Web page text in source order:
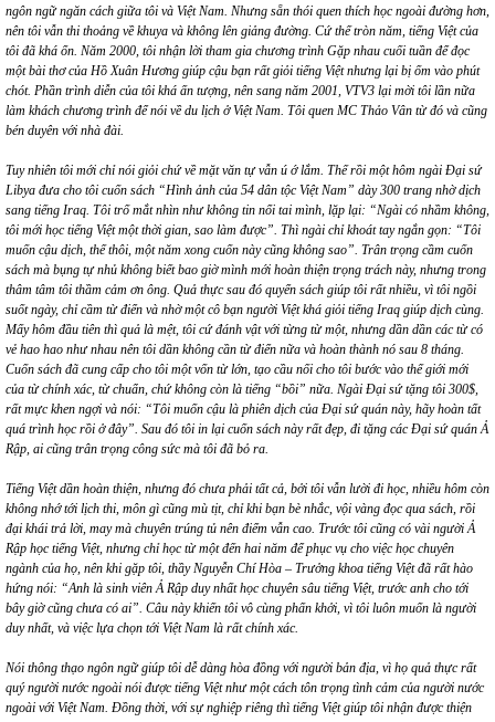
ngôn ngữ ngăn cách giữa tôi và Việt Nam. Nhưng sẵn thói quen thích học ngoài đường hơn,
nên tôi vẫn thi thoảng về khuya và không lên giảng đường. Cứ thế tròn năm, tiếng Việt của
tôi đã khá ổn. Năm 2000, tôi nhận lời tham gia chương trình Gặp nhau cuối tuần để đọc
một bài thơ của Hồ Xuân Hương giúp cậu bạn rất giỏi tiếng Việt nhưng lại bị ốm vào phút
chót. Phần trình diễn của tôi khá ấn tượng, nên sang năm 2001, VTV3 lại mời tôi lần nữa
làm khách chương trình để nói vềdu lịch ở Việt Nam. Tôi quen MC Thảo Vân từ đó và cũng
bén duyên với nhà đài.
Tuy nhiên tôi mới chỉ nói giỏi chứ về mặt văn tự vẫn ú ớ lắm. Thế rồi một hôm ngài Đại sứ
Libya đưa cho tôi cuốn sách “Hình ảnh của 54 dân tộc Việt Nam” dày 300 trang nhờ dịch
sang tiếng Iraq. Tôi trố mắt nhìn như không tin nổi tai mình, lặp lại: “Ngài có nhầm không,
tôi mới học tiếng Việt một thời gian, sao làm được”. Thì ngài chỉ khoát tay ngắn gọn: “Tôi
muốn cậu dịch, thế thôi, một năm xong cuốn này cũng không sao”. Trân trọng cầm cuốn
sách mà bụng tự nhủ không biết bao giờ mình mới hoàn thiện trọng trách này, nhưng trong
thâm tâm tôi thầm cảm ơn ông. Quả thực sau đó quyển sách giúp tôi rất nhiều, vì tôi ngồi
suốt ngày, chỉ cầm từ điển và nhờ một cô bạn người Việt khá giỏi tiếng Iraq giúp dịch cùng.
Mấy hôm đầu tiên thì quả là mệt, tôi cứ đánh vật với từng từ một, nhưng dần dần các từ có
vẻ hao hao như nhau nên tôi dần không cần từ điển nữa và hoàn thành nó sau 8 tháng.
Cuốn sách đã cung cấp cho tôi một vốn từ lớn, tạo cầu nối cho tôi bước vào thế giới mới
của từ chính xác, từ chuẩn, chứ không còn là tiếng “bồi” nữa. Ngài Đại sứ tặng tôi 300$,
rất mực khen ngợi và nói: “Tôi muốn cậu là phiên dịch của Đại sứquán này, hãy hoàn tất
quá trình học rồi ở đây”. Sau đó tôi in lại cuốn sách này rất đẹp, đi tặng các Đại sứquán Ả
Rập, ai cũng trân trọng công sức mà tôi đã bỏ ra.
Tiếng Việt dần hoàn thiện, nhưng đó chưa phải tất cả, bởi tôi vẫn lười đi học, nhiều hôm còn
không nhớ tới lịch thi, môn gì cũng mù tịt, chỉ khi bạn bè nhắc, vội vàng đọc qua sách, rồi
đại khái trả lời, may mà chuyên trúng tủ nên điểm vẫn cao. Trước tôi cũng có vài người Ả
Rập học tiếng Việt, nhưng chỉ học từ một đến hai năm để phục vụ cho việc học chuyên
ngành của họ, nên khi gặp tôi, thầy Nguyễn Chí Hòa – Trưởng khoa tiếng Việt đã rất hào
hứng nói: “Anh là sinh viên Ả Rập duy nhất học chuyên sâu tiếng Việt, trước anh cho tới
bây giờ cũng chưa có ai”. Câu này khiến tôi vô cùng phấn khởi, vì tôi luôn muốn là người
duy nhất, và việc lựa chọn tới Việt Nam là rất chính xác.
Nói thông thạo ngôn ngữ giúp tôi dễ dàng hòa đồng với người bản địa, vì họ quả thực rất
quý người nước ngoài nói được tiếng Việt như một cách tôn trọng tình cảm của người nước
ngoài với Việt Nam. Đồng thời, với sự nghiệp riêng thì tiếng Việt giúp tôi nhận được thiện